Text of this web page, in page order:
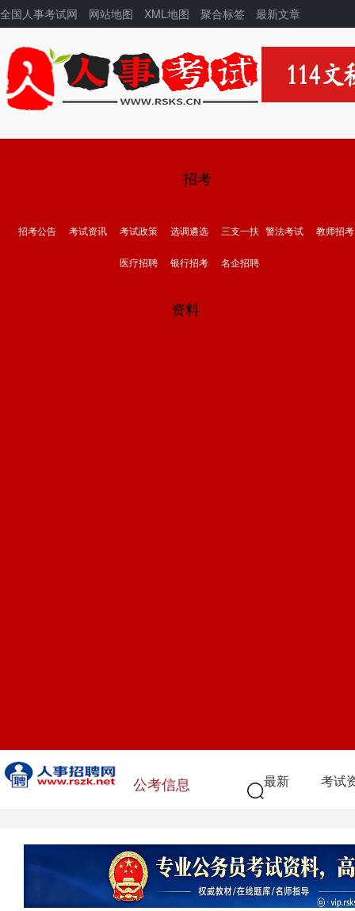
全国人事考试网 网站地图 XML地图 聚合标签 最新文章
招考
招考公告 考试资讯 考试政策 选调遴选 三支一扶 警法考试 教师招考
医疗招聘 银行招考 名企招聘
资料
公考信息 最新 考试